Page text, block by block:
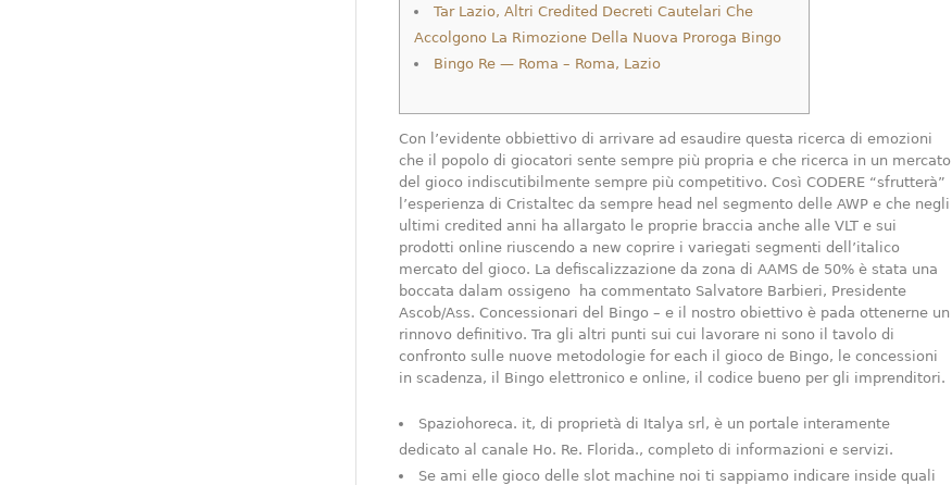
Tar Lazio, Altri Credited Decreti Cautelari Che
Accolgono La Rimozione Della Nuova Proroga Bingo
Bingo Re — Roma – Roma, Lazio
Con l’evidente obbiettivo di arrivare ad esaudire questa ricerca di emozioni
che il popolo di giocatori sente sempre più propria e che ricerca in un mercato
del gioco indiscutibilmente sempre più competitivo. Così CODERE “sfrutterà”
l’esperienza di Cristaltec da sempre head nel segmento delle AWP e che negli
ultimi credited anni ha allargato le proprie braccia anche alle VLT e sui
prodotti online riuscendo a new coprire i variegati segmenti dell’italico
mercato del gioco. La defiscalizzazione da zona di AAMS de 50% è stata una
boccata dalam ossigeno  ha commentato Salvatore Barbieri, Presidente
Ascob/Ass. Concessionari del Bingo – e il nostro obiettivo è pada ottenerne un
rinnovo definitivo. Tra gli altri punti sui cui lavorare ni sono il tavolo di
confronto sulle nuove metodologie for each il gioco de Bingo, le concessioni
in scadenza, il Bingo elettronico e online, il codice bueno per gli imprenditori.
Spaziohoreca. it, di proprietà di Italya srl, è un portale interamente
dedicato al canale Ho. Re. Florida., completo di informazioni e servizi.
Se ami elle gioco delle slot machine noi ti sappiamo indicare inside quali